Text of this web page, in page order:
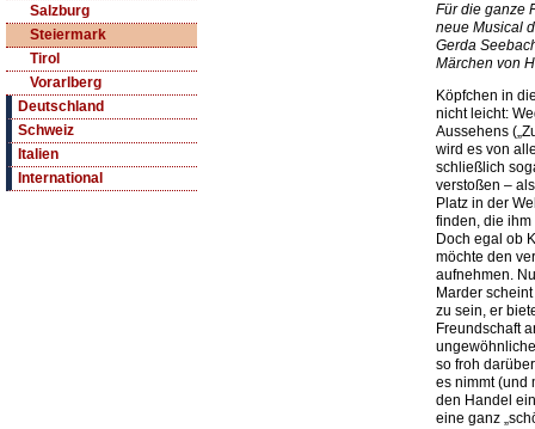
Salzburg
Steiermark
Tirol
Vorarlberg
Deutschland
Schweiz
Italien
International
Für die ganze
neue Musical
Gerda
Märchen von
Köpfchen in
nicht leicht:
Aussehens
wird es von
schließlich
verstoßen –
Platz in der
finden, die
Doch egal ob
möchte den
aufnehmen.
Marder
zu sein, er
Freundschaft
so froh
es nimmt (und
den Handel
eine ganz